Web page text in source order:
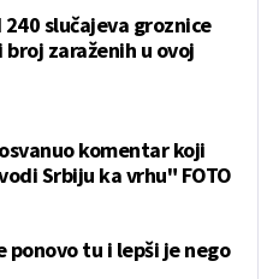
slučajeva groznice
broj zaraženih u ovoj
komentar koji
Srbiju ka vrhu" FOTO
ponovo tu i lepši je nego